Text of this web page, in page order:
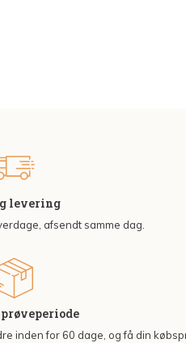
levering
afsendt samme dag.
prøveperiode
inden for 60 dage, og få din